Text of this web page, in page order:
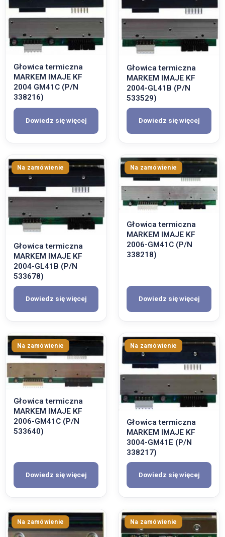
Głowica termiczna
MARKEM IMAJE KF
2004 GM41C (P/N
338216)
Dowiedz się więcej
Głowica termiczna
MARKEM IMAJE KF
2004-GL41B (P/N
533529)
Dowiedz się więcej
Głowica termiczna
MARKEM IMAJE KF
2004-GL41B (P/N
533678)
Dowiedz się więcej
Głowica termiczna
MARKEM IMAJE KF
2006-GM41C (P/N
338218)
Dowiedz się więcej
Głowica termiczna
MARKEM IMAJE KF
2006-GM41C (P/N
533640)
Dowiedz się więcej
Głowica termiczna
MARKEM IMAJE KF
3004-GM41E (P/N
338217)
Dowiedz się więcej